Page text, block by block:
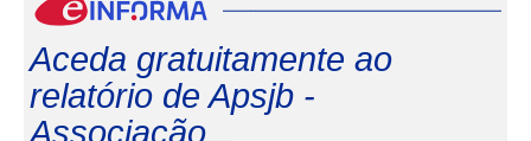
Aceda gratuitamente ao
relatório de Apsjb -
Associação...